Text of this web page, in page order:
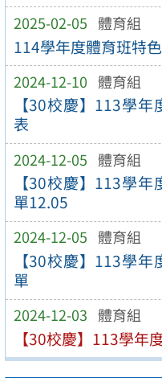
2025-02-05 體育組
114學年度體育班特
2024-12-10 體育組
【30校慶】113學
表
2024-12-05 體育組
【30校慶】113學
單12.05
2024-12-05 體育組
【30校慶】113學
單
2024-12-03 體育組
【30校慶】113學年